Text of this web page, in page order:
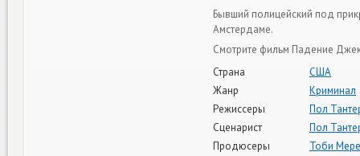
Бывший полицейский под
Амстердаме.
Смотрите фильм Падение
Страна
США
Жанр
Криминал
Режиссеры
Пол
Сценарист
Пол
Продюсеры
Тоби